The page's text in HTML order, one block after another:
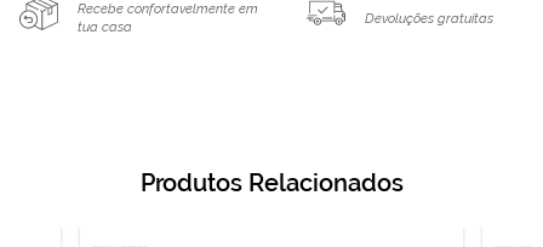
Recebe confortavelmente em
tua casa
Devoluções gratuitas
Produtos Relacionados